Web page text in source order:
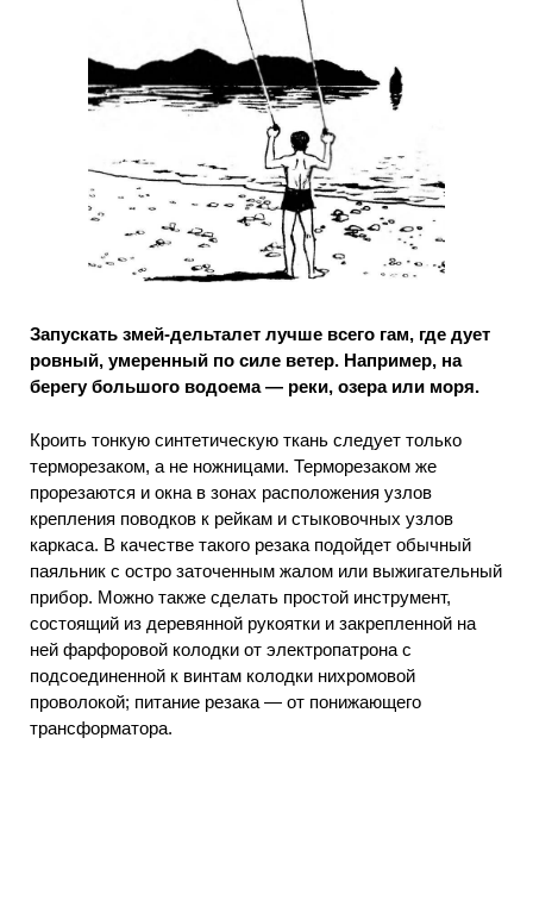
Запускать змей-дельталет лучше всего гам, где дует
ровный, умеренный по силе ветер. Например, на
берегу большого водоема — реки, озера или моря.
Кроить тонкую синтетическую ткань следует только
терморезаком, а не ножницами. Терморезаком же
прорезаются и окна в зонах расположения узлов
крепления поводков к рейкам и стыковочных узлов
каркаса. В качестве такого резака подойдет обычный
паяльник с остро заточенным жалом или выжигательный
прибор. Можно также сделать простой инструмент,
состоящий из деревянной рукоятки и закрепленной на
ней фарфоровой колодки от электропатрона с
подсоединенной к винтам колодки нихромовой
проволокой; питание резака — от понижающего
трансформатора.